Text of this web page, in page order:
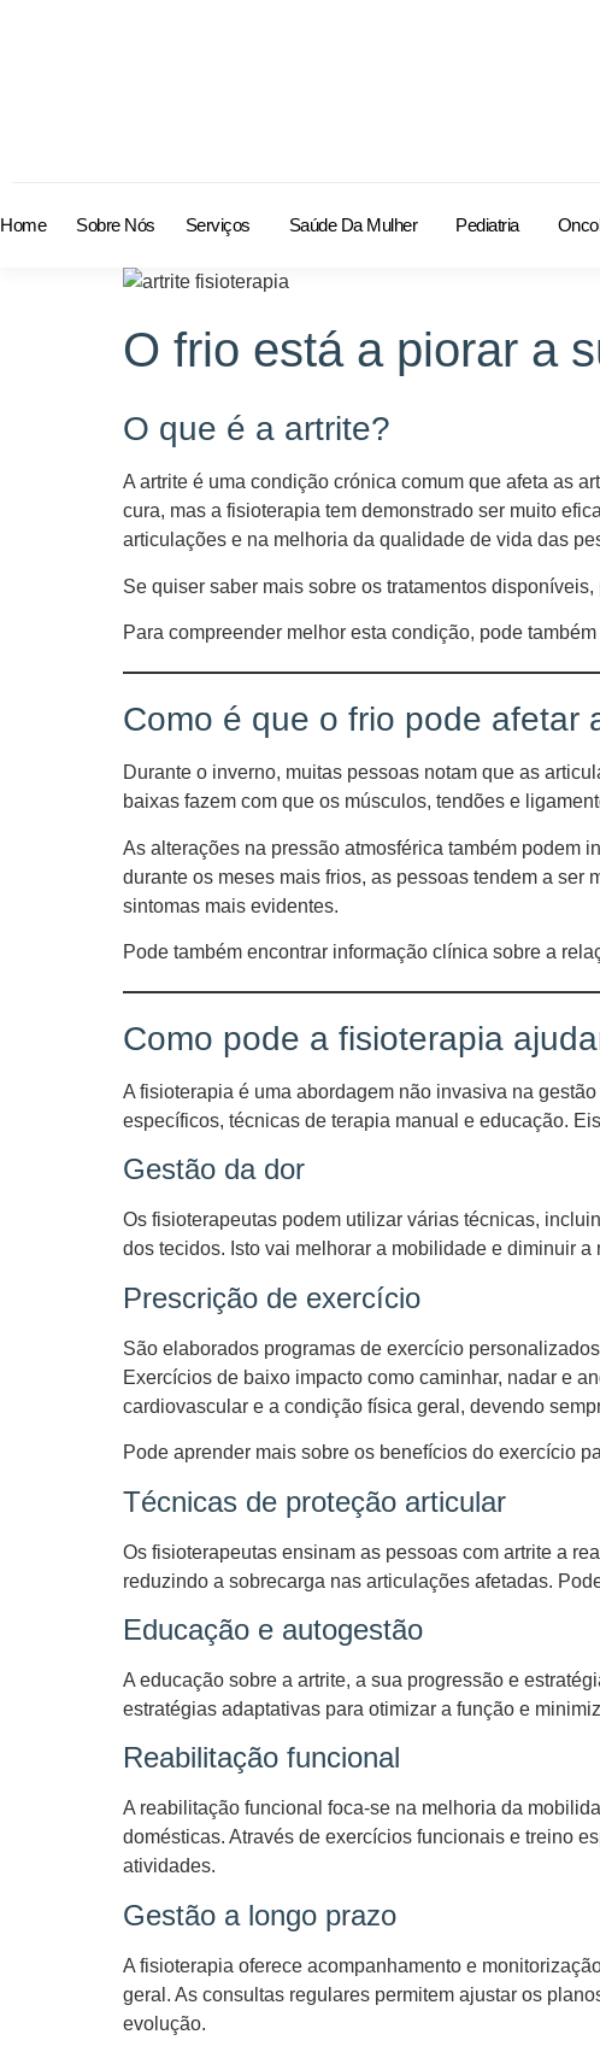
Home Sobre Nós Serviços Saúde Da Mulher Pediatria
O frio está a piorar a
O que é a artrite?
A artrite é uma condição crónica comum que afeta as
cura, mas a fisioterapia tem demonstrado ser muito
articulações e na melhoria da qualidade de vida das
Se quiser saber mais sobre os tratamentos
Para compreender melhor esta condição, pode
Como é que o frio pode afetar
Durante o inverno, muitas pessoas notam que as
baixas fazem com que os músculos, tendões e
As alterações na pressão atmosférica também podem
durante os meses mais frios, as pessoas tendem a
sintomas mais evidentes.
Pode também encontrar informação clínica sobre a
Como pode a fisioterapia
A fisioterapia é uma abordagem não invasiva na
específicos, técnicas de terapia manual e educação.
Gestão da dor
Os fisioterapeutas podem utilizar várias técnicas,
dos tecidos. Isto vai melhorar a mobilidade e diminuir a
Prescrição de exercício
São elaborados programas de exercício
Exercícios de baixo impacto como caminhar, nadar e
cardiovascular e a condição física geral, devendo
Pode aprender mais sobre os benefícios do exercício
Técnicas de proteção articular
Os fisioterapeutas ensinam as pessoas com artrite a
reduzindo a sobrecarga nas articulações afetadas.
Educação e autogestão
A educação sobre a artrite, a sua progressão e
estratégias adaptativas para otimizar a função e
Reabilitação funcional
A reabilitação funcional foca-se na melhoria da
domésticas. Através de exercícios funcionais e treino
atividades.
Gestão a longo prazo
A fisioterapia oferece acompanhamento e
geral. As consultas regulares permitem ajustar os
evolução.